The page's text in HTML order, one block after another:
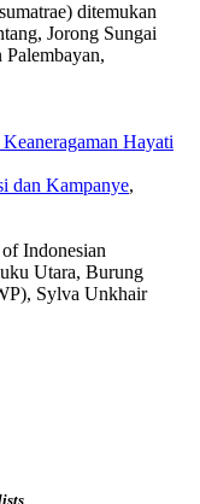
ditemukan
Jorong Sungai
Hayati
dan Kampanye,
Indonesian
Utara, Burung
Sylva Unkhair